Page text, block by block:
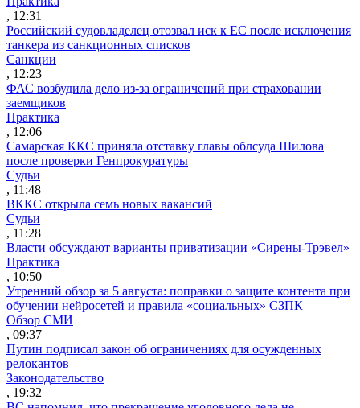
, 12:31
Российский судовладелец отозвал иск к ЕС после исключения
танкера из санкционных списков
Санкции
, 12:23
ФАС возбудила дело из-за ограничений при страховании
заемщиков
Практика
, 12:06
Самарская ККС приняла отставку главы облсуда Шилова
после проверки Генпрокуратуры
Судьи
, 11:48
ВККС открыла семь новых вакансий
Судьи
, 11:28
Власти обсуждают варианты приватизации «Сирены-Трэвел»
Практика
, 10:50
Утренний обзор за 5 августа: поправки о защите контента при
обучении нейросетей и правила «социальных» СЗПК
Обзор СМИ
, 09:37
Путин подписал закон об ограничениях для осужденных
релокантов
Законодательство
, 19:32